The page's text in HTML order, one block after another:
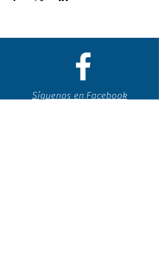
Síguenos en Facebook